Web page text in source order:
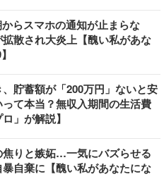
らスマホの通知が止まらな
散され大炎上【醜い私があな
貯蓄額が「200万円」ないと安
て本当？無収入期間の生活費
」が解説】
焦りと嫉妬…一気にバズらせる
自棄に【醜い私があなたにな